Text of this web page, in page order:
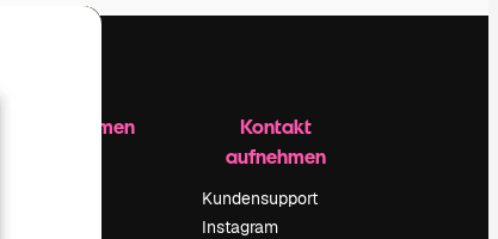
Unternehmen
Kontakt
aufnehmen
Kundensupport
Instagram